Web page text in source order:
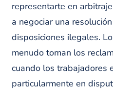
representarte en
a negociar una
disposiciones ilegales.
menudo toman los
cuando los trabajadores
particularmente en